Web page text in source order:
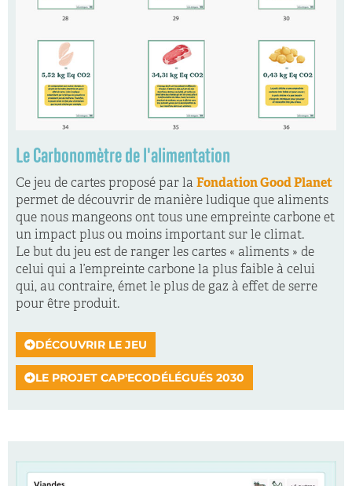
Le Carbonomètre de l'alimentation
Ce jeu de cartes proposé par la Fondation Good Planet
permet de découvrir de manière ludique que aliments
que nous mangeons ont tous une empreinte carbone et
un impact plus ou moins important sur le climat.
Le but du jeu est de ranger les cartes « aliments » de
celui qui a l’empreinte carbone la plus faible à celui
qui, au contraire, émet le plus de gaz à effet de serre
pour être produit.
DÉCOUVRIR LE JEU
LE PROJET CAP'ECODÉLÉGUÉS 2030